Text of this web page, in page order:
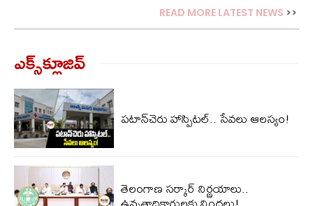
READ MORE LATEST NEWS >>
ఎక్స్‌క్లూజివ్‌
పటాన్‌చెరు హాస్పిటల్.. సేవలు ఆలస్యం!
తెలంగాణ సర్కార్ నిర్ణయాలు..